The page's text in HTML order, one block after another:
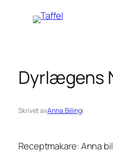
Dyrlægens
Skrivet avAnna Billingi
Receptmakare: Anna